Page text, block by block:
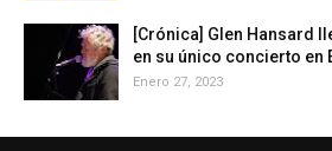
[Crónica] Glen Hansard
en su único concierto en
Enero 27, 2023